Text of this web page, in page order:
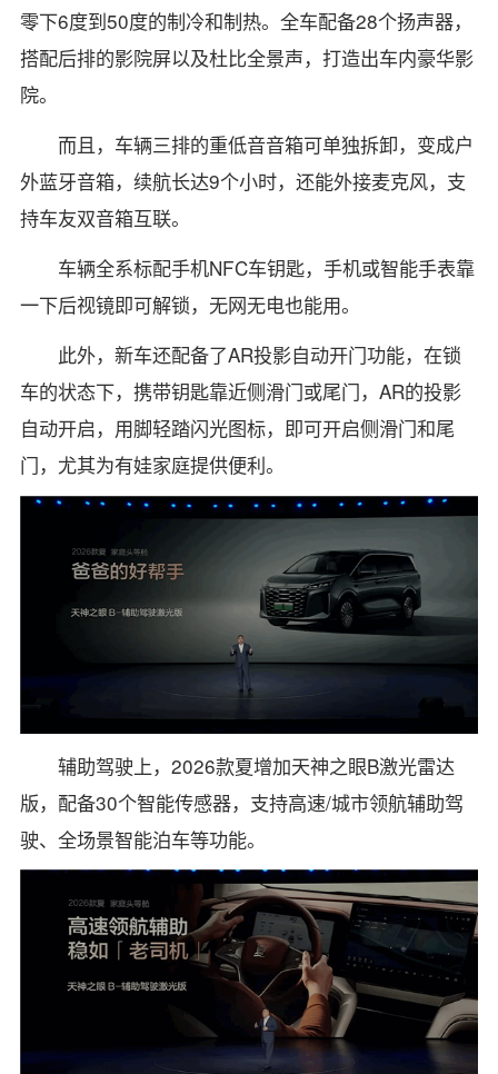
零下6度到50度的制冷和制热。全车配备28个扬声器，
搭配后排的影院屏以及杜比全景声，打造出车内豪华影
院。
而且，车辆三排的重低音音箱可单独拆卸，变成户
外蓝牙音箱，续航长达9个小时，还能外接麦克风，支
持车友双音箱互联。
车辆全系标配手机NFC车钥匙，手机或智能手表靠
一下后视镜即可解锁，无网无电也能用。
此外，新车还配备了AR投影自动开门功能，在锁
车的状态下，携带钥匙靠近侧滑门或尾门，AR的投影
自动开启，用脚轻踏闪光图标，即可开启侧滑门和尾
门，尤其为有娃家庭提供便利。
辅助驾驶上，2026款夏增加天神之眼B激光雷达
版，配备30个智能传感器，支持高速/城市领航辅助驾
驶、全场景智能泊车等功能。